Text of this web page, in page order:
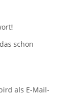
schon
als E-Mail-